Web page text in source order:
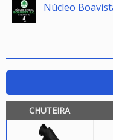
Núcleo
CHUTEIRA